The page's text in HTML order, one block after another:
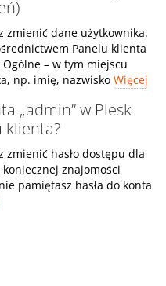
zmienić dane użytkownika.
Panelu klienta
– w tym miejscu
np. imię, nazwisko Więcej
„admin” w Plesk
klienta?
zmienić hasło dostępu dla
koniecznej znajomości
pamiętasz hasła do konta